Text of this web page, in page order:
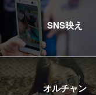
SNS映え
オルチャン